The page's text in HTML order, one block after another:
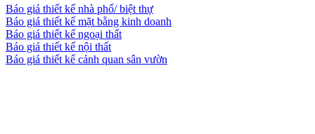
Báo giá thiết kế nhà phố/ biệt thự
Báo giá thiết kế mặt bằng kinh doanh
Báo giá thiết kế ngoại thất
Báo giá thiết kế nội thất
Báo giá thiết kế cảnh quan sân vườn